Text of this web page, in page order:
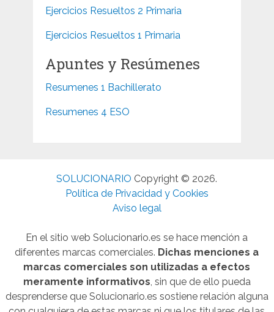
Ejercicios Resueltos 2 Primaria
Ejercicios Resueltos 1 Primaria
Apuntes y Resúmenes
Resumenes 1 Bachillerato
Resumenes 4 ESO
SOLUCIONARIO Copyright © 2026.
Política de Privacidad y Cookies
Aviso legal
En el sitio web Solucionario.es se hace mención a
diferentes marcas comerciales. Dichas menciones a
marcas comerciales son utilizadas a efectos
meramente informativos , sin que de ello pueda
desprenderse que Solucionario.es sostiene relación alguna